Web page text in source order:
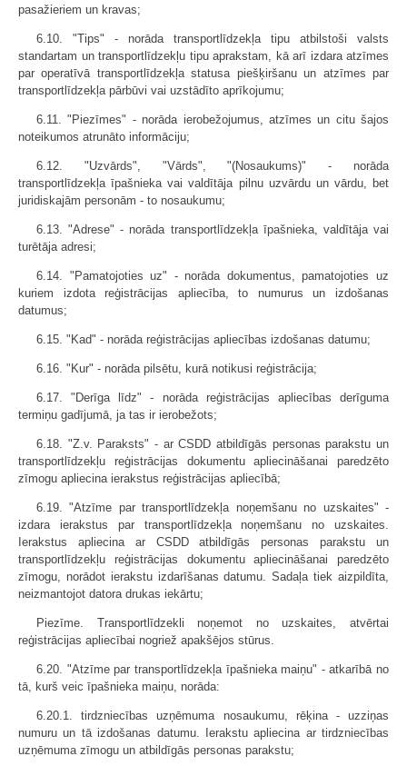
pasažieriem un kravas;
6.10. "Tips" - norāda transportlīdzekļa tipu atbilstoši valsts
standartam un transportlīdzekļu tipu aprakstam, kā arī izdara atzīmes
par operatīvā transportlīdzekļa statusa piešķiršanu un atzīmes par
transportlīdzekļa pārbūvi vai uzstādīto aprīkojumu;
6.11. "Piezīmes" - norāda ierobežojumus, atzīmes un citu šajos
noteikumos atrunāto informāciju;
6.12. "Uzvārds", "Vārds", "(Nosaukums)" - norāda
transportlīdzekļa īpašnieka vai valdītāja pilnu uzvārdu un vārdu, bet
juridiskajām personām - to nosaukumu;
6.13. "Adrese" - norāda transportlīdzekļa īpašnieka, valdītāja vai
turētāja adresi;
6.14. "Pamatojoties uz" - norāda dokumentus, pamatojoties uz
kuriem izdota reģistrācijas apliecība, to numurus un izdošanas
datumus;
6.15. "Kad" - norāda reģistrācijas apliecības izdošanas datumu;
6.16. "Kur" - norāda pilsētu, kurā notikusi reģistrācija;
6.17. "Derīga līdz" - norāda reģistrācijas apliecības derīguma
termiņu gadījumā, ja tas ir ierobežots;
6.18. "Z.v. Paraksts" - ar CSDD atbildīgās personas parakstu un
transportlīdzekļu reģistrācijas dokumentu apliecināšanai paredzēto
zīmogu apliecina ierakstus reģistrācijas apliecībā;
6.19. "Atzīme par transportlīdzekļa noņemšanu no uzskaites" -
izdara ierakstus par transportlīdzekļa noņemšanu no uzskaites.
Ierakstus apliecina ar CSDD atbildīgās personas parakstu un
transportlīdzekļu reģistrācijas dokumentu apliecināšanai paredzēto
zīmogu, norādot ierakstu izdarīšanas datumu. Sadaļa tiek aizpildīta,
neizmantojot datora drukas iekārtu;
Piezīme. Transportlīdzekli noņemot no uzskaites, atvērtai
reģistrācijas apliecībai nogriež apakšējos stūrus.
6.20. "Atzīme par transportlīdzekļa īpašnieka maiņu" - atkarībā no
tā, kurš veic īpašnieka maiņu, norāda:
6.20.1. tirdzniecības uzņēmuma nosaukumu, rēķina - uzziņas
numuru un tā izdošanas datumu. Ierakstu apliecina ar tirdzniecības
uzņēmuma zīmogu un atbildīgās personas parakstu;